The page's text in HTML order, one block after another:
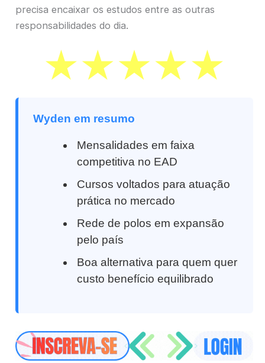
precisa encaixar os estudos entre as outras
responsabilidades do dia.
Wyden em resumo
Mensalidades em faixa
competitiva no EAD
Cursos voltados para atuação
prática no mercado
Rede de polos em expansão
pelo país
Boa alternativa para quem quer
custo benefício equilibrado